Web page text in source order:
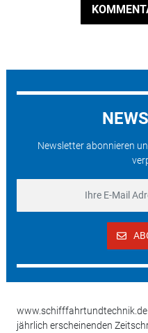
Newsletter abonnieren
www.schifffahrtundtechnik.de
jährlich erscheinenden